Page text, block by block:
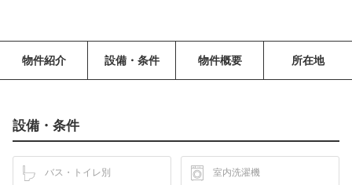
物件紹介 設備・条件 物件概要 所在地
設備・条件
バス・トイレ別 室内洗濯機